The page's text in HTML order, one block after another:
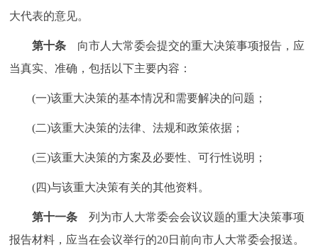
大代表的意见。
第十条 向市人大常委会提交的重大决策事项报告，应
当真实、准确，包括以下主要内容：
(一)该重大决策的基本情况和需要解决的问题；
(二)该重大决策的法律、法规和政策依据；
(三)该重大决策的方案及必要性、可行性说明；
(四)与该重大决策有关的其他资料。
第十一条 列为市人大常委会会议议题的重大决策事项
报告材料，应当在会议举行的20日前向市人大常委会报送。